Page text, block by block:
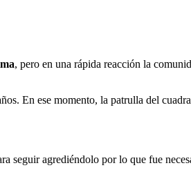
, pero en una rápida reacción la
En ese momento, la patrulla del
seguir agrediéndolo por lo que fue